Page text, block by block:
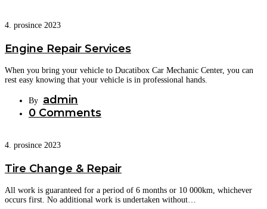
4. prosince 2023
Engine Repair Services
When you bring your vehicle to Ducatibox Car Mechanic Center, you can
rest easy knowing that your vehicle is in professional hands.
By admin
0 Comments
4. prosince 2023
Tire Change & Repair
All work is guaranteed for a period of 6 months or 10 000km, whichever
occurs first. No additional work is undertaken without…